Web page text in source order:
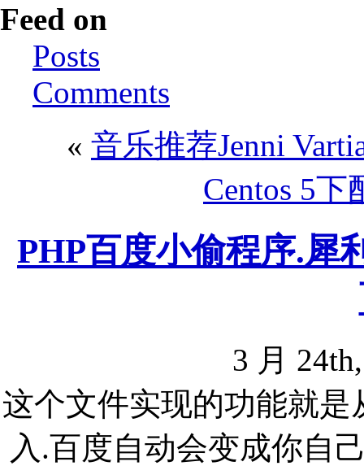
Feed on
Posts
Comments
« 音乐推荐Jenni
Centos 5下
PHP百度小偷程序.犀
3 月
这个文件实现的功能就
入.百度自动会变成你自